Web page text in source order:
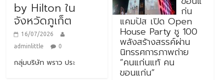
by Hilton ใน
จังหวัดภูเก็ต
16/07/2026
adminlittle
0
กลุ่มบริษัท พราว ประ
ก่น
แคมปัส เปิด Open
House Party ชู 100
พลังสร้างสรรค์ผ่าน
นิทรรศการภาพถ่าย
“คนแก่นแท้ คน
ขอนแก่น”